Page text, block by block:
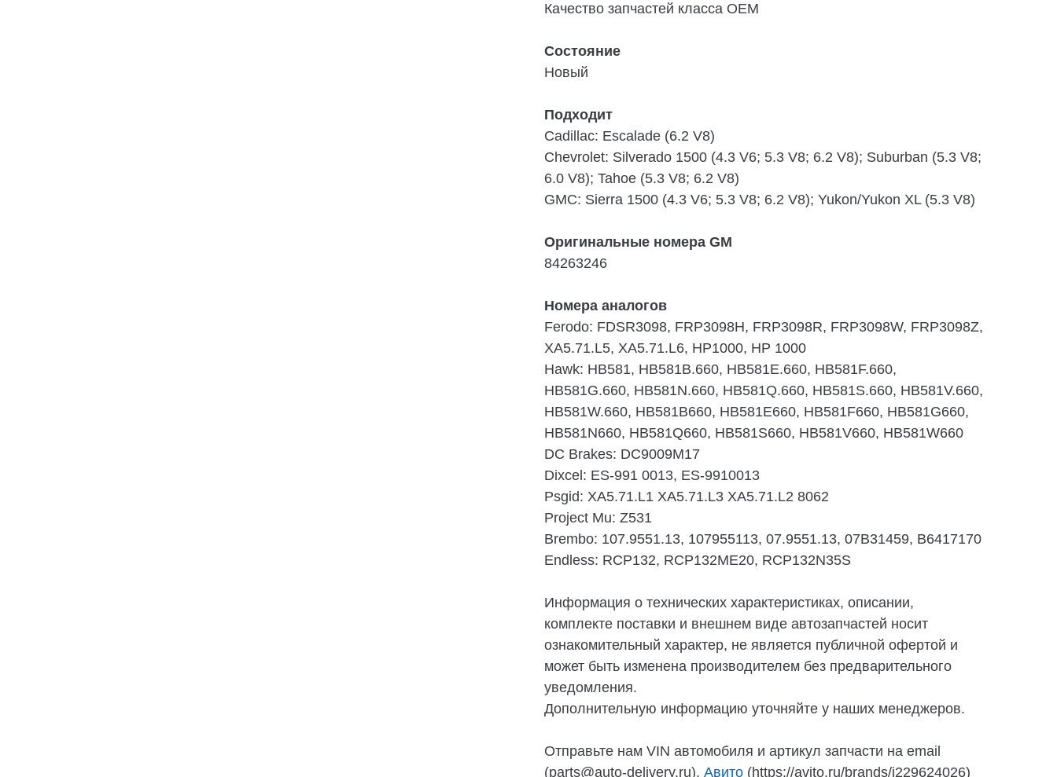
Качество запчастей класса OEM
Cостояние
Новый
Подходит
Cadillac: Escalade (6.2 V8)
Chevrolet: Silverado 1500 (4.3 V6; 5.3 V8; 6.2 V8); Suburban (5.3 V8;
6.0 V8); Tahoe (5.3 V8; 6.2 V8)
GMC: Sierra 1500 (4.3 V6; 5.3 V8; 6.2 V8); Yukon/Yukon XL (5.3 V8)
Оригинальные номера GM
84263246
Номера аналогов
Ferodo: FDSR3098, FRP3098H, FRP3098R, FRP3098W, FRP3098Z,
XA5.71.L5, XA5.71.L6, HP1000, HP 1000
Hawk: HB581, HB581B.660, HB581E.660, HB581F.660,
HB581G.660, HB581N.660, HB581Q.660, HB581S.660, HB581V.660,
HB581W.660, HB581B660, HB581E660, HB581F660, HB581G660,
HB581N660, HB581Q660, HB581S660, HB581V660, HB581W660
DC Brakes: DC9009M17
Dixcel: ES-991 0013, ES-9910013
Psgid: XA5.71.L1 XA5.71.L3 XA5.71.L2 8062
Project Mu: Z531
Brembo: 107.9551.13, 107955113, 07.9551.13, 07B31459, B6417170
Endless: RCP132, RCP132ME20, RCP132N35S
Информация о технических характеристиках, описании,
комплекте поставки и внешнем виде автозапчастей носит
ознакомительный характер, не является публичной офертой и
может быть изменена производителем без предварительного
уведомления.
Дополнительную информацию уточняйте у наших менеджеров.
Отправьте нам VIN автомобиля и артикул запчасти на email
(parts@auto-delivery.ru), Авито (https://avito.ru/brands/i229624026)